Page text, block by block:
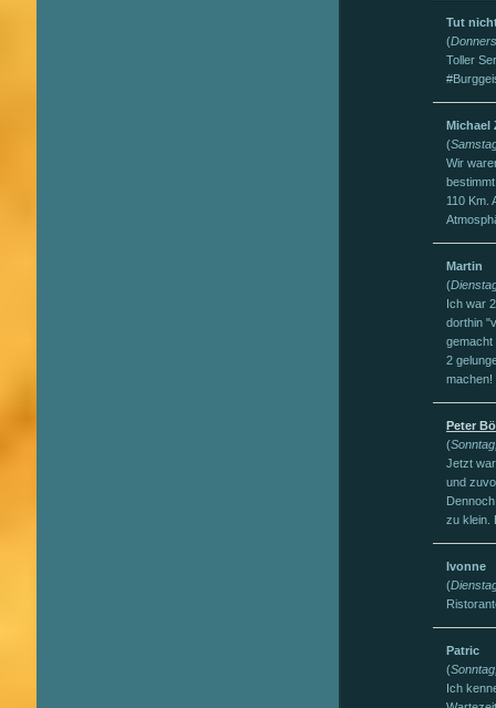
Tut
(
Toller
Michael
(
Wir
110 Km.
Martin
(
Ich war
dorthin
gemacht
2
machen!
Peter
(
Jetzt
und
zu klein.
Ivonne
(
Patric
(
Ich